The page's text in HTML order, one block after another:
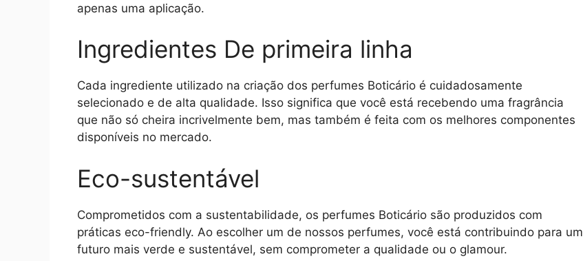
apenas uma aplicação.
Ingredientes De primeira linha
Cada ingrediente utilizado na criação dos perfumes Boticário é cuidadosamente
selecionado e de alta qualidade. Isso significa que você está recebendo uma fragrância
que não só cheira incrivelmente bem, mas também é feita com os melhores componentes
disponíveis no mercado.
Eco-sustentável
Comprometidos com a sustentabilidade, os perfumes Boticário são produzidos com
práticas eco-friendly. Ao escolher um de nossos perfumes, você está contribuindo para um
futuro mais verde e sustentável, sem comprometer a qualidade ou o glamour.